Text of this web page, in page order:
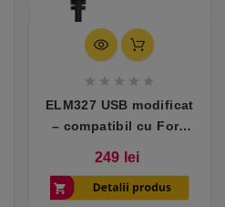
    
ELM327 USB modificat
– compatibil cu Ford
249 lei